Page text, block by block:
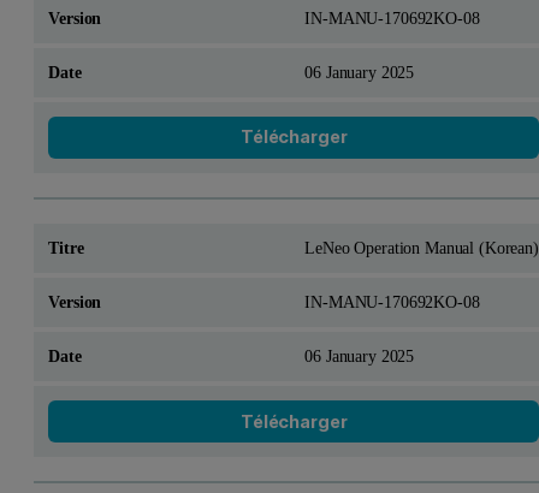
IN-MANU-170692KO-08
06 January 2025
Télécharger
LeNeo Operation Manual (Korean)
IN-MANU-170692KO-08
06 January 2025
Télécharger